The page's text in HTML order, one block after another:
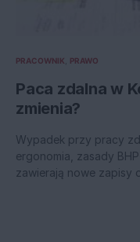
PRACOWNIK PRAWO
Paca zdalna w
zmienia?
Wypadek przy pracy
ergonomia, zasady
zawierają nowe zapisy